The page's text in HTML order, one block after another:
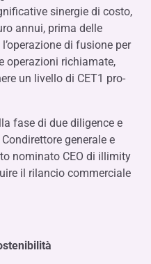
sinergie di costo,
annui, prima delle
di fusione per
operazioni richiamate,
un livello di CET1 pro-
fase di due diligence e
generale e
nominato CEO di illimity
il rilancio commerciale